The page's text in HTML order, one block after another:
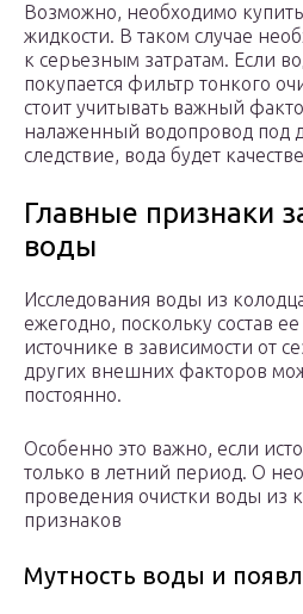
Возможно, необходимо
жидкости. В таком случае
к серьезным затратам. Если
покупается фильтр тонкого
стоит учитывать важный
налаженный водопровод под
следствие, вода будет
Главные признаки
воды
Исследования воды из
ежегодно, поскольку состав
источнике в зависимости от
других внешних факторов
постоянно.
Особенно это важно, если
только в летний период. О
проведения очистки воды из
признаков
Мутность воды и